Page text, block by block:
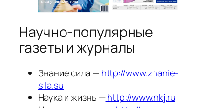
Научно-популярные
газеты и журналы
Знание сила —http://www.znanie-
sila.su
Наука и жизнь —http://www.nkj.ru